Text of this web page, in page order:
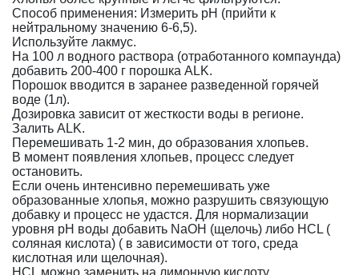
Способ применения: Измерить pH (прийти к
нейтральному значению 6-6,5).
Используйте лакмус.
На 100 л водного раствора (отработанного компаунда)
добавить 200-400 г порошка ALK.
Порошок вводится в заранее разведенной горячей
воде (1л).
Дозировка зависит от жесткости воды в регионе.
Залить ALK.
Перемешивать 1-2 мин, до образования хлопьев.
В момент появления хлопьев, процесс следует
остановить.
Если очень интенсивно перемешивать уже
образованные хлопья, можно разрушить связующую
добавку и процесс не удастся. Для нормализации
уровня pН воды добавить NаОН (щелочь) либо НСL (
соляная кислота) ( в зависимости от того, среда
кислотная или щелочная).
HCL можно заменить на лимонную кислоту.